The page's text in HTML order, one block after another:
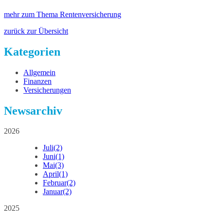
mehr zum Thema Rentenversicherung
zurück zur Übersicht
Kategorien
Allgemein
Finanzen
Versicherungen
Newsarchiv
2026
Juli(2)
Juni(1)
Mai(3)
April(1)
Februar(2)
Januar(2)
2025